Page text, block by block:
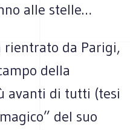
alle stelle…
rientrato da Parigi,
della
avanti di tutti (tesi
del suo